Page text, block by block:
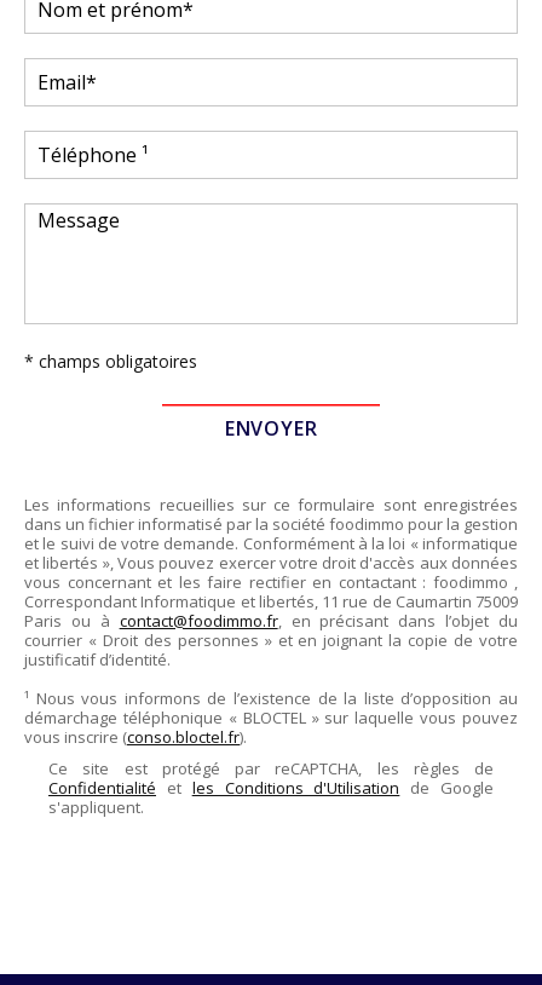
* champs obligatoires
Les informations recueillies sur ce formulaire sont enregistrées
dans un fichier informatisé par la société foodimmo pour la gestion
et le suivi de votre demande. Conformément à la loi « informatique
et libertés », Vous pouvez exercer votre droit d'accès aux données
vous concernant et les faire rectifier en contactant : foodimmo ,
Correspondant Informatique et libertés, 11 rue de Caumartin 75009
Paris ou à contact@foodimmo.fr, en précisant dans l’objet du
courrier « Droit des personnes » et en joignant la copie de votre
justificatif d’identité.
¹ Nous vous informons de l’existence de la liste d’opposition au
démarchage téléphonique « BLOCTEL » sur laquelle vous pouvez
vous inscrire (conso.bloctel.fr).
Ce site est protégé par reCAPTCHA, les règles de
Confidentialité et les Conditions d'Utilisation de Google
s'appliquent.